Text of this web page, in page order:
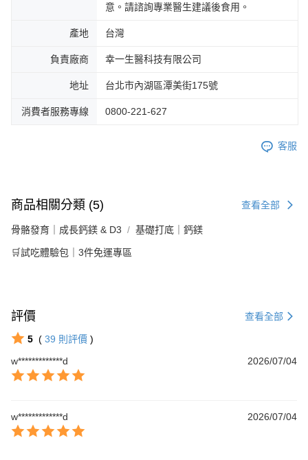
意。請諮詢專業醫生建議後食用。
產地 台灣
負責廠商 幸一生醫科技有限公司
地址 台北市內湖區潭美街175號
消費者服務專線 0800-221-627
客服
商品相關分類 (5) 查看全部
骨骼發育｜成長鈣鎂 & D3 基礎打底｜鈣鎂
🛒試吃體驗包｜3件免運專區
評價 查看全部
5 ( 39 則評價 )
w*************d
2026/07/04
w*************d 2026/07/04